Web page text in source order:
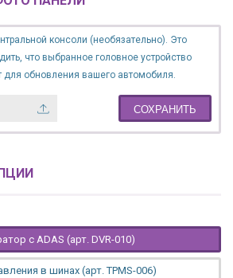
консоли (необязательно). Это
что выбранное головное устройство
для обновления вашего автомобиля.
СОХРАНИТЬ
с ADAS (арт. DVR-010)
в шинах (арт. TPMS-006)